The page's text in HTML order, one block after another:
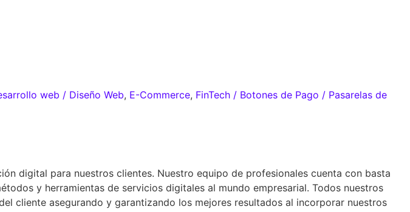
web / Diseño Web, E-Commerce, FinTech / Botones de Pago / Pasarelas de
digital para nuestros clientes. Nuestro equipo de profesionales cuenta con basta
y herramientas de servicios digitales al mundo empresarial. Todos nuestros
cliente asegurando y garantizando los mejores resultados al incorporar nuestros